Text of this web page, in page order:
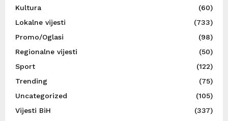
Kultura
(60)
Lokalne vijesti
(733)
Promo/Oglasi
(98)
Regionalne vijesti
(50)
Sport
(122)
Trending
(75)
Uncategorized
(105)
Vijesti BiH
(337)